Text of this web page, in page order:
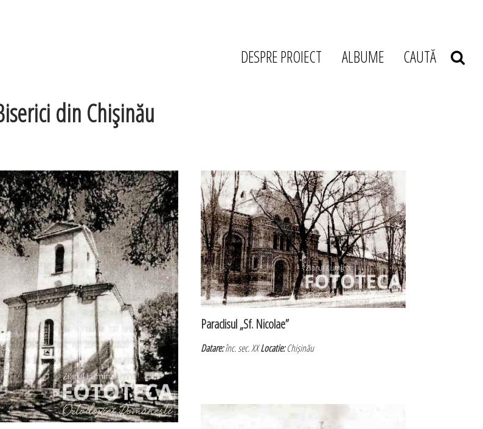
DESPRE PROIECT ALBUME CAUTĂ
din Chişinău
Paraclisul „Sf. Nicolae”
Datare:înc. sec. XXLocatie:Chișinău